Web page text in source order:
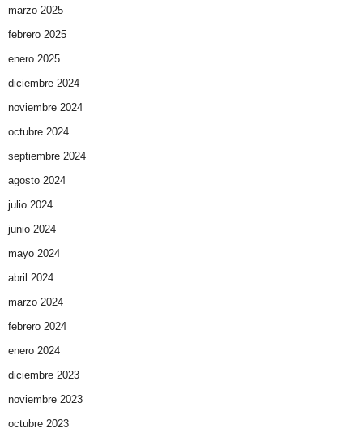
marzo 2025
febrero 2025
enero 2025
diciembre 2024
noviembre 2024
octubre 2024
septiembre 2024
agosto 2024
julio 2024
junio 2024
mayo 2024
abril 2024
marzo 2024
febrero 2024
enero 2024
diciembre 2023
noviembre 2023
octubre 2023